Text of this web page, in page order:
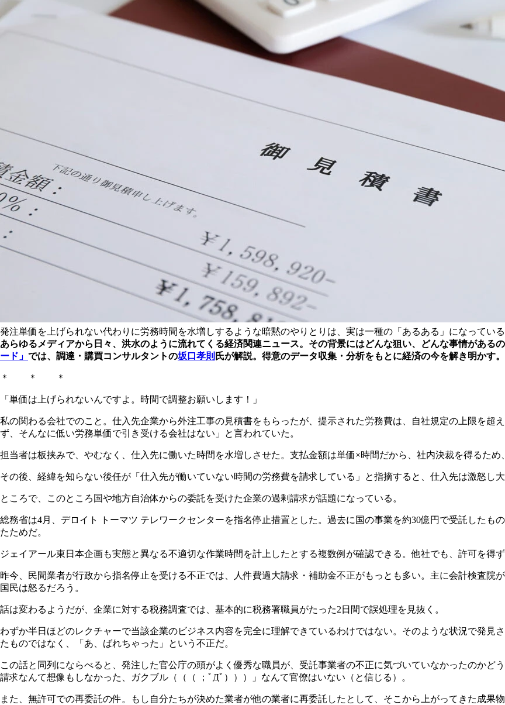
発注単価を上げられない代わりに労務時間を水増しするような暗黙のやりとりは、実は一種の「あるある」になっている
あらゆるメディアから日々、洪水のように流れてくる経済関連ニュース。その背景にはどんな狙い、どんな事情があ
ード」 では、調達・購買コンサルタントの坂口孝則 氏が解説。得意のデータ収集・分析をもとに経済の今を解き明かす
＊ ＊ ＊
「単価は上げられないんですよ。時間で調整お願いします！」
私の関わる会社でのこと。仕入先企業から外注工事の見積書をもらったが、提示された労務費は、自社規定の上限を超
ず、そんなに低い労務単価で引き受ける会社はない」と言われていた。
担当者は板挟みで、やむなく、仕入先に働いた時間を水増しさせた。支払金額は単価×時間だから、社内決裁を得るた
その後、経緯を知らない後任が「仕入先が働いていない時間の労務費を請求している」と指摘すると、仕入先は激怒し
ところで、このところ国や地方自治体からの委託を受けた企業の過剰請求が話題になっている。
総務省は4月、デロイト トーマツ テレワークセンターを指名停止措置とした。過去に国の事業を約30億円で受託したも
たためだ。
ジェイアール東日本企画も実態と異なる不適切な作業時間を計上したとする複数例が確認できる。他社でも、許可を得
昨今、民間業者が行政から指名停止を受ける不正では、人件費過大請求・補助金不正がもっとも多い。主に会計検査院
国民は怒るだろう。
話は変わるようだが、企業に対する税務調査では、基本的に税務署職員がたった2日間で誤処理を見抜く。
わずか半日ほどのレクチャーで当該企業のビジネス内容を完全に理解できているわけではない。そのような状況で発見
たものではなく、「あ、ばれちゃった」という不正だ。
この話と同列にならべると、発注した官公庁の頭がよく優秀な職員が、受託事業者の不正に気づいていなかったのかど
請求なんて想像もしなかった、ガクブル（（（ ；ﾟДﾟ）））」なんて官僚はいない（と信じる）。
また、無許可での再委託の件。もし自分たちが決めた業者が他の業者に再委託したとして、そこから上がってきた成果